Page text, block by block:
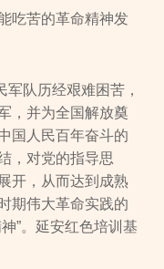
吃苦的革命精神发
队历经艰难困苦，
，并为全国解放奠
国人民百年奋斗的
，对党的指导思
开，从而达到成熟
期伟大革命实践的
”。延安红色培训基